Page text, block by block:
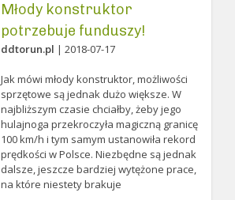
Młody konstruktor
potrzebuje funduszy!
ddtorun.pl | 2018-07-17
Jak mówi młody konstruktor, możliwości
sprzętowe są jednak dużo większe. W
najbliższym czasie chciałby, żeby jego
hulajnoga przekroczyła magiczną granicę
100 km/h i tym samym ustanowiła rekord
prędkości w Polsce. Niezbędne są jednak
dalsze, jeszcze bardziej wytężone prace,
na które niestety brakuje